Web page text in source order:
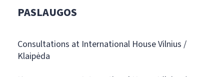
PASLAUGOS
Consultations at International House Vilnius /
Klaipėda